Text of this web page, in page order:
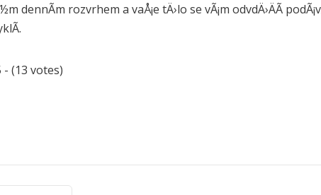
dennÃ­m rozvrhem a vaÅ¡e tÄ›lo se vÃ¡m odvdÄ›ÄÃ­
- (13 votes)